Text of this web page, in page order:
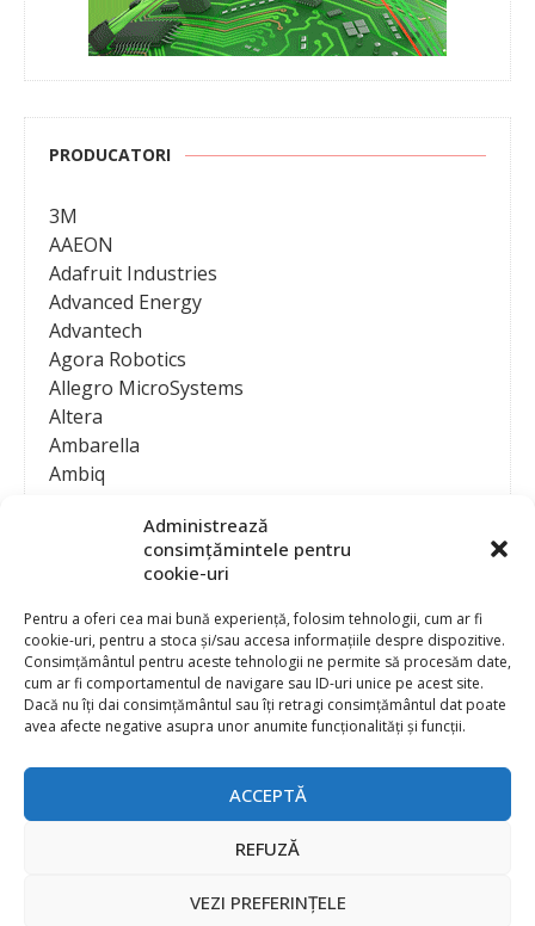
Administrează
consimțămintele pentru
cookie-uri
Pentru a oferi cea mai bună experiență, folosim tehnologii, cum ar fi
cookie-uri, pentru a stoca și/sau accesa informațiile despre dispozitive.
Consimțământul pentru aceste tehnologii ne permite să procesăm date,
cum ar fi comportamentul de navigare sau ID-uri unice pe acest site.
Dacă nu îți dai consimțământul sau îți retragi consimțământul dat poate
avea afecte negative asupra unor anumite funcționalități și funcții.
ACCEPTĂ
REFUZĂ
VEZI PREFERINȚELE
PRODUCATORI
3M
AAEON
Adafruit Industries
Advanced Energy
Advantech
Agora Robotics
Allegro MicroSystems
Altera
Ambarella
Ambiq
Analog Devices
Anritsu Corporation
Ansys
APS
Arduino
Arm
Asentics
ATEN International
ATTEND Technology
Contact
Publicitate
Abonament la revista “Electronica Azi”